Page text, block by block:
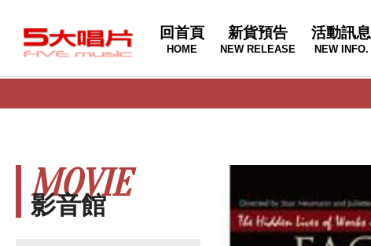
回首頁
HOME
新貨預告
NEW RELEASE
活動訊息
NEW INFO.
影音館
MOVIE